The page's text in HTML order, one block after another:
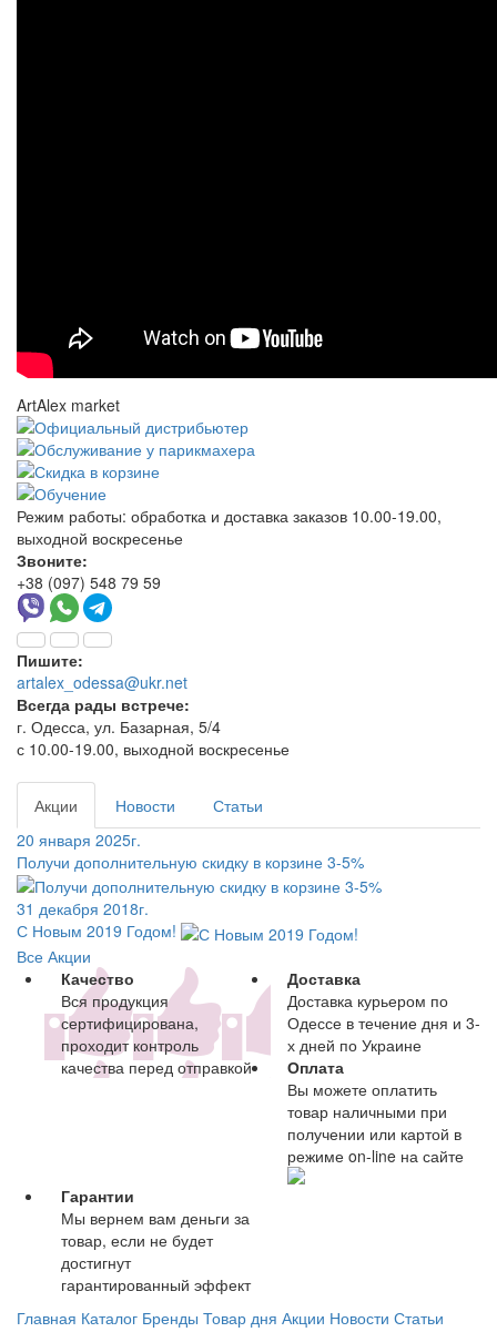
ArtAlex market
Режим работы: обработка и доставка заказов 10.00-19.00,
выходной воскресенье
Звоните:
+38 (097) 548 79 59
Пишите:
artalex_odessa@ukr.net
Всегда рады встрече:
г. Одесса, ул. Базарная, 5/4
с 10.00-19.00, выходной воскресенье
Акции Новости
Статьи
20 января 2025г.
Получи дополнительную скидку в корзине 3-5%
31 декабря 2018г.
С Новым 2019 Годом!
Все Акции
Качество
Вся продукция
сертифицирована,
проходит контроль
качества перед отправкой
Доставка
Доставка курьером по
Одессе в течение дня и 3-
х дней по Украине
Оплата
Вы можете оплатить
товар наличными при
получении или картой в
режиме on-line на сайте
Гарантии
Мы вернем вам деньги за
товар, если не будет
достигнут
гарантированный эффект
Главная Каталог Бренды Товар дня Акции Новости Статьи